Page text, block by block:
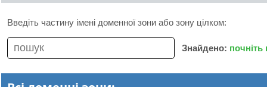
Введіть частину імені доменної зони або зону цілком:
Знайдено: